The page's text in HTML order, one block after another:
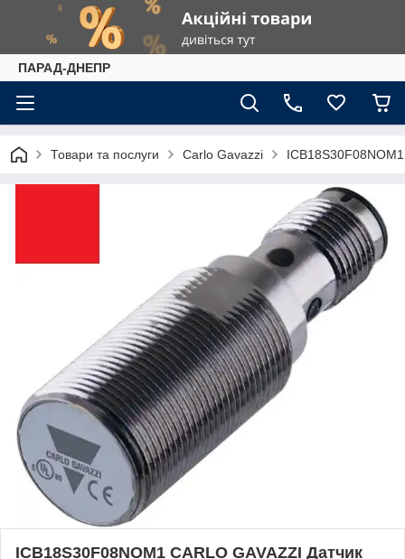
ПАРАД-ДНЕПР
Товари та послуги Carlo Gavazzi
ICB18S30F08NOM1 CARLO GAVAZZI Датчик